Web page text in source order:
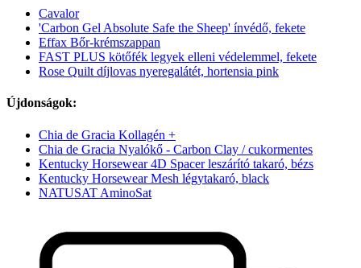
Cavalor
'Carbon Gel Absolute Safe the Sheep' ínvédő, fekete
Effax Bőr-krémszappan
FAST PLUS kötőfék legyek elleni védelemmel, fekete
Rose Quilt díjlovas nyeregalátét, hortensia pink
Újdonságok:
Chia de Gracia Kollagén +
Chia de Gracia Nyalókő - Carbon Clay / cukormentes
Kentucky Horsewear 4D Spacer leszárító takaró, bézs
Kentucky Horsewear Mesh légytakaró, black
NATUSAT AminoSat